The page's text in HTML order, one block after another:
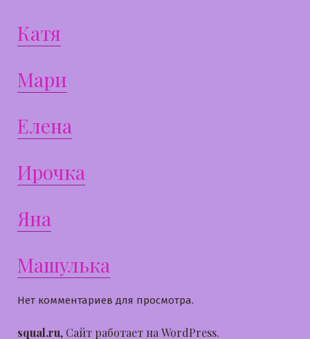
Катя
Мари
Елена
Ирочка
Яна
Машулька
Нет комментариев для просмотра.
squal.ru, Сайт работает на WordPress.